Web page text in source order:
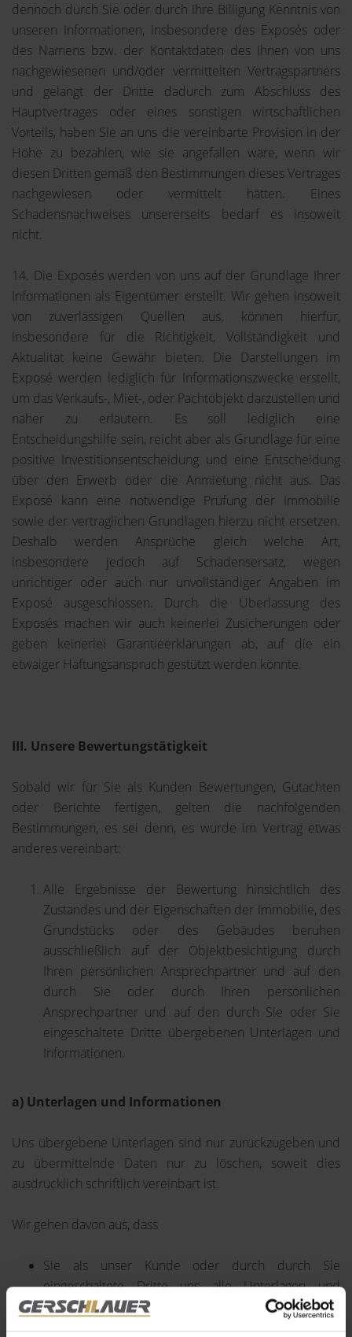
dennoch durch Sie oder durch Ihre Billigung Kenntnis von
unseren Informationen, insbesondere des Exposés oder
des Namens bzw. der Kontaktdaten des Ihnen von uns
nachgewiesenen und/oder vermittelten Vertragspartners
und gelangt der Dritte dadurch zum Abschluss des
Hauptvertrages oder eines sonstigen wirtschaftlichen
Vorteils, haben Sie an uns die vereinbarte Provision in der
Höhe zu bezahlen, wie sie angefallen wäre, wenn wir
diesen Dritten gemäß den Bestimmungen dieses Vertrages
nachgewiesen oder vermittelt hätten. Eines
Schadensnachweises unsererseits bedarf es insoweit
nicht.
14. Die Exposés werden von uns auf der Grundlage Ihrer
Informationen als Eigentümer erstellt. Wir gehen insoweit
von zuverlässigen Quellen aus, können hierfür,
insbesondere für die Richtigkeit, Vollständigkeit und
Aktualität keine Gewähr bieten. Die Darstellungen im
Exposé werden lediglich für Informationszwecke erstellt,
um das Verkaufs-, Miet-, oder Pachtobjekt darzustellen und
näher zu erläutern. Es soll lediglich eine
Entscheidungshilfe sein, reicht aber als Grundlage für eine
positive Investitionsentscheidung und eine Entscheidung
über den Erwerb oder die Anmietung nicht aus. Das
Exposé kann eine notwendige Prüfung der Immobilie
sowie der vertraglichen Grundlagen hierzu nicht ersetzen.
Deshalb werden Ansprüche gleich welche Art,
insbesondere jedoch auf Schadensersatz, wegen
unrichtiger oder auch nur unvollständiger Angaben im
Exposé ausgeschlossen. Durch die Überlassung des
Exposés machen wir auch keinerlei Zusicherungen oder
geben keinerlei Garantieerklärungen ab, auf die ein
etwaiger Haftungsanspruch gestützt werden könnte.
III. Unsere Bewertungstätigkeit
Sobald wir für Sie als Kunden Bewertungen, Gutachten
oder Berichte fertigen, gelten die nachfolgenden
Bestimmungen, es sei denn, es wurde im Vertrag etwas
anderes vereinbart:
Alle Ergebnisse der Bewertung hinsichtlich des
Zustandes und der Eigenschaften der Immobilie, des
Grundstücks oder des Gebäudes beruhen
ausschließlich auf der Objektbesichtigung durch
Ihren persönlichen Ansprechpartner und auf den
durch Sie oder durch Ihren persönlichen
Ansprechpartner und auf den durch Sie oder Sie
eingeschaltete Dritte übergebenen Unterlagen und
Informationen.
a) Unterlagen und Informationen
Uns übergebene Unterlagen sind nur zurückzugeben und
zu übermittelnde Daten nur zu löschen, soweit dies
ausdrücklich schriftlich vereinbart ist.
Wir gehen davon aus, dass
Sie als unser Kunde oder durch durch Sie
eingeschaltete Dritte uns alle Unterlagen und
Informationen übergeben, die für die Erstellung
eines von Ihnen gewünschten Bewertungsgutachtens